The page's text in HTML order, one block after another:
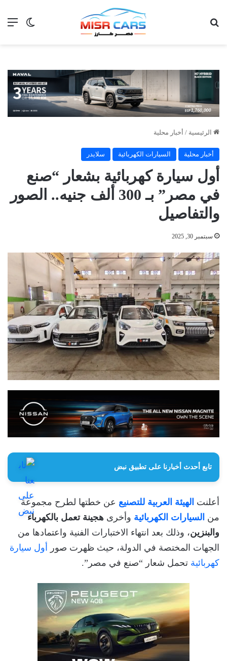
الوضع
الرئيسية / أخبار محلية
أخبار محلية السيارات الكهربائية سلايدر
أول سيارة كهربائية بشعار “صنع
في مصر” بـ 300 ألف جنيه.. الصور
والتفاصيل
سبتمبر 30, 2025
تابع أحدث أخبارنا على تطبيق نبض
أعلنت الهيئة العربية للتصنيع عن خطتها لطرح مجموعة
من السيارات الكهربائية وأخرى هجينة تعمل بالكهرباء
والبنزين، وذلك بعد انتهاء الاختبارات الفنية واعتمادها من
الجهات المختصة في الدولة، حيث ظهرت صور أول سيارة
كهربائية تحمل شعار “صنع في مصر”.